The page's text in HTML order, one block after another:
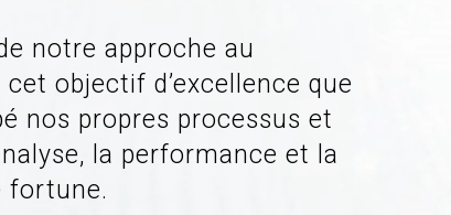
notre approche au
cet objectif d’excellence que
nos propres processus et
la performance et la
fortune.